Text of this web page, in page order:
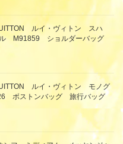
ルイ・ヴィトン スハ
M91859 ショルダーバッグ
ルイ・ヴィトン モノグ
ボストンバッグ 旅行バッグ